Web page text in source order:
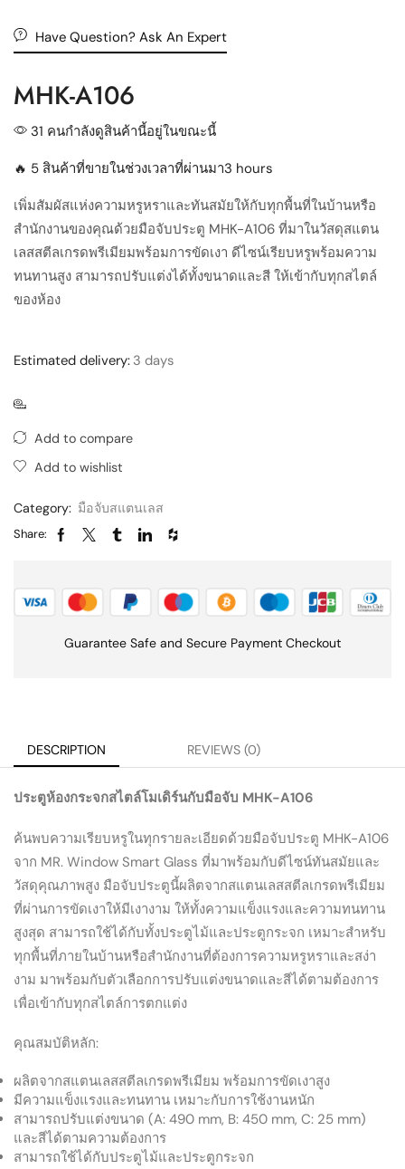
Have Question? Ask An Expert
MHK-A106
31 คนกำลังดูสินค้านี้อยู่ในขณะนี้
🔥 5 สินค้าที่ขายในช่วงเวลาที่ผ่านมา3 hours
เพิ่มสัมผัสแห่งความหรูหราและทันสมัยให้กับทุกพื้นที่ในบ้านหรือ
สำนักงานของคุณด้วยมือจับประตู MHK-A106 ที่มาในวัสดุสแตน
เลสสตีลเกรดพรีเมียมพร้อมการขัดเงา ดีไซน์เรียบหรูพร้อมความ
ทนทานสูง สามารถปรับแต่งได้ทั้งขนาดและสี ให้เข้ากับทุกสไตล์
ของห้อง
Estimated delivery: 3 days
Add to compare
Add to wishlist
Category: มือจับสแตนเลส
Share:
Guarantee Safe and Secure Payment Checkout
DESCRIPTION REVIEWS (0)
ประตูห้องกระจกสไตล์โมเดิร์นกับมือจับ MHK-A106
ค้นพบความเรียบหรูในทุกรายละเอียดด้วยมือจับประตู MHK-A106
จาก MR. Window Smart Glass ที่มาพร้อมกับดีไซน์ทันสมัยและ
วัสดุคุณภาพสูง มือจับประตูนี้ผลิตจากสแตนเลสสตีลเกรดพรีเมียม
ที่ผ่านการขัดเงาให้มีเงางาม ให้ทั้งความแข็งแรงและความทนทาน
สูงสุด สามารถใช้ได้กับทั้งประตูไม้และประตูกระจก เหมาะสำหรับ
ทุกพื้นที่ภายในบ้านหรือสำนักงานที่ต้องการความหรูหราและสง่า
งาม มาพร้อมกับตัวเลือกการปรับแต่งขนาดและสีได้ตามต้องการ
เพื่อเข้ากับทุกสไตล์การตกแต่ง
คุณสมบัติหลัก:
ผลิตจากสแตนเลสสตีลเกรดพรีเมียม พร้อมการขัดเงาสูง
มีความแข็งแรงและทนทาน เหมาะกับการใช้งานหนัก
สามารถปรับแต่งขนาด (A: 490 mm, B: 450 mm, C: 25 mm)
และสีได้ตามความต้องการ
สามารถใช้ได้กับประตูไม้และประตูกระจก